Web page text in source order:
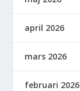
april 2026
mars 2026
februari 2026